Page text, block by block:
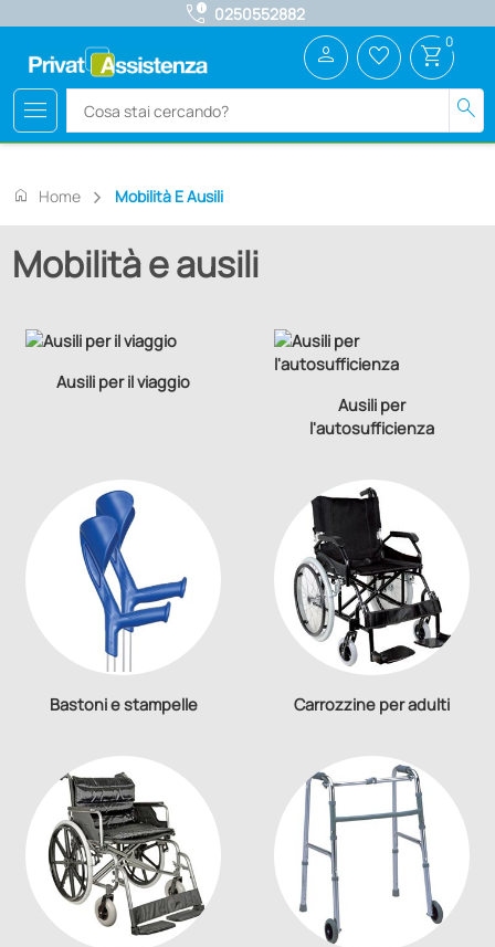
call_quality 0250552882
menu search
person favorite_border shopping_cart 0
home Home Mobilità E Ausili
Mobilità e ausili
Ausili per il viaggio
Ausili per
l'autosufficienza
Bastoni e stampelle Carrozzine per adulti